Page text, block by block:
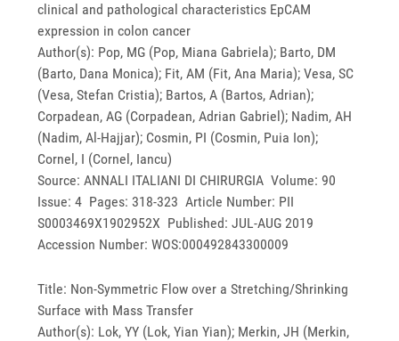
clinical and pathological characteristics EpCAM
expression in colon cancer
Author(s): Pop, MG (Pop, Miana Gabriela); Barto, DM
(Barto, Dana Monica); Fit, AM (Fit, Ana Maria); Vesa, SC
(Vesa, Stefan Cristia); Bartos, A (Bartos, Adrian);
Corpadean, AG (Corpadean, Adrian Gabriel); Nadim, AH
(Nadim, Al-Hajjar); Cosmin, PI (Cosmin, Puia Ion);
Cornel, I (Cornel, Iancu)
Source: ANNALI ITALIANI DI CHIRURGIA Volume: 90
Issue: 4 Pages: 318-323 Article Number: PII
S0003469X1902952X Published: JUL-AUG 2019
Accession Number: WOS:000492843300009
Title: Non-Symmetric Flow over a Stretching/Shrinking
Surface with Mass Transfer
Author(s): Lok, YY (Lok, Yian Yian); Merkin, JH (Merkin,